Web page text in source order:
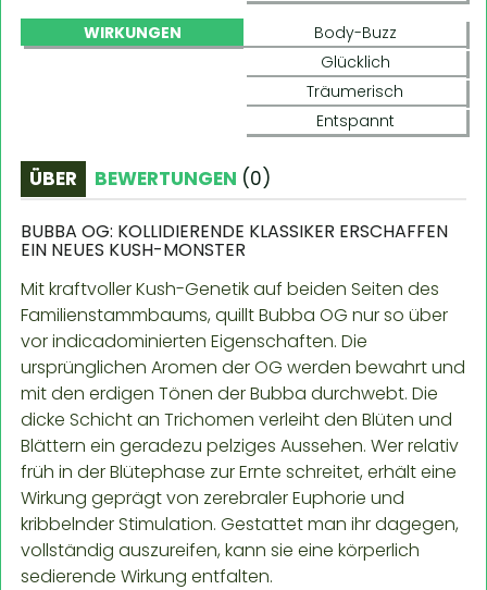
WIRKUNGEN
Body-Buzz
Glücklich
Träumerisch
Entspannt
ÜBER BEWERTUNGEN (0)
BUBBA OG: KOLLIDIERENDE KLASSIKER ERSCHAFFEN
EIN NEUES KUSH-MONSTER
Mit kraftvoller Kush-Genetik auf beiden Seiten des
Familienstammbaums, quillt Bubba OG nur so über
vor indicadominierten Eigenschaften. Die
ursprünglichen Aromen der OG werden bewahrt und
mit den erdigen Tönen der Bubba durchwebt. Die
dicke Schicht an Trichomen verleiht den Blüten und
Blättern ein geradezu pelziges Aussehen. Wer relativ
früh in der Blütephase zur Ernte schreitet, erhält eine
Wirkung geprägt von zerebraler Euphorie und
kribbelnder Stimulation. Gestattet man ihr dagegen,
vollständig auszureifen, kann sie eine körperlich
sedierende Wirkung entfalten.